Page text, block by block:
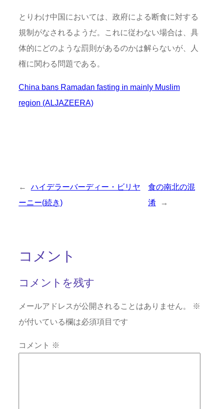
とりわけ中国においては、政府による断食に対する
規制がなされるようだ。これに従わない場合は、具
体的にどのような罰則があるのかは解らないが、人
権に関わる問題である。
China bans Ramadan fasting in mainly Muslim
region (ALJAZEERA)
←
ハイデラーバーディー・ビリヤ
ーニー(続き)
食の南北の混
淆
→
コメント
コメントを残す
メールアドレスが公開されることはありません。
※
が付いている欄は必須項目です
コメント ※